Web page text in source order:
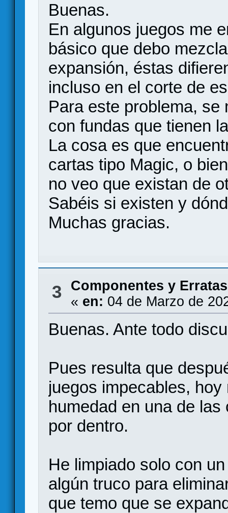
Buenas.
En algunos juegos me
básico que debo
expansión, éstas
incluso en el corte de
Para este problema, se
con fundas que tienen
La cosa es que
cartas tipo Magic, o
no veo que existan de
Sabéis si existen y
Muchas gracias.
3 Componentes y Erratas
« en: 04 de Marzo de
Buenas. Ante todo
Pues resulta que
juegos impecables,
humedad en una de
por dentro.
He limpiado solo con
algún truco para
que temo que se